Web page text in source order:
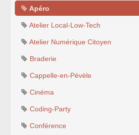
Apéro
Atelier Local-Low-Tech
Atelier Numérique Citoyen
Braderie
Cappelle-en-Pévèle
Cinéma
Coding-Party
Conférence